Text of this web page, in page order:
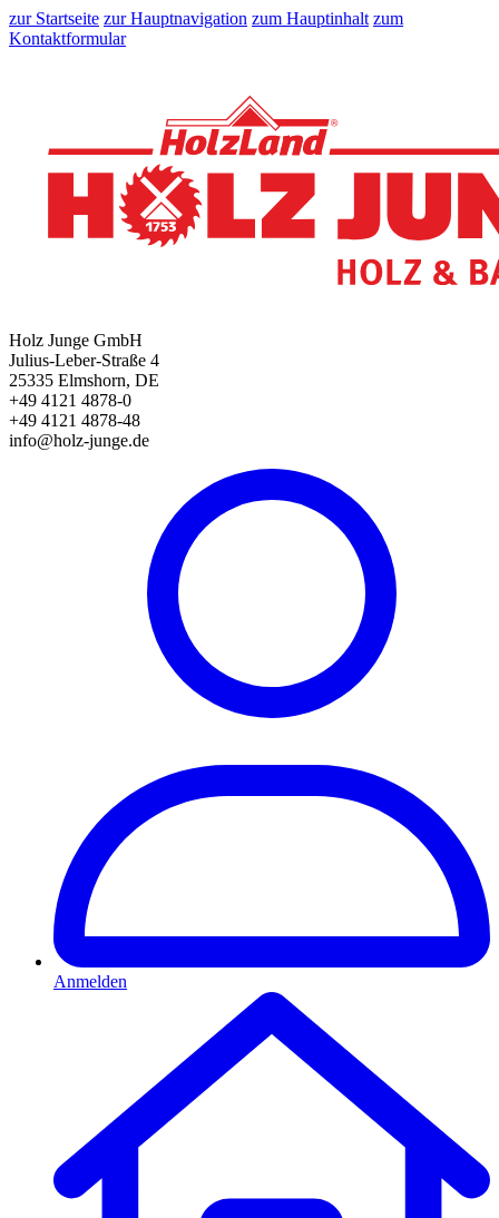
zur Startseite zur Hauptnavigation zum Hauptinhalt zum
Kontaktformular
Holz Junge GmbH
Julius-Leber-Straße 4
25335 Elmshorn, DE
+49 4121 4878-0
+49 4121 4878-48
info@holz-junge.de
Anmelden